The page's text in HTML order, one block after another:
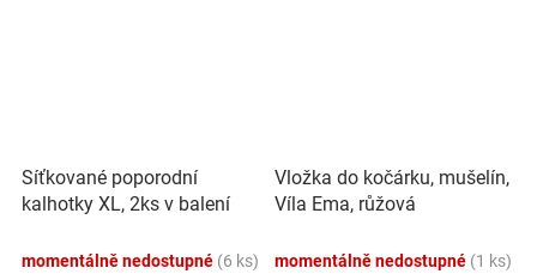
Síťkované poporodní
kalhotky XL, 2ks v balení
momentálně nedostupné (6 ks)
Vložka do kočárku, mušelín,
Víla Ema, růžová
momentálně nedostupné (1 ks)